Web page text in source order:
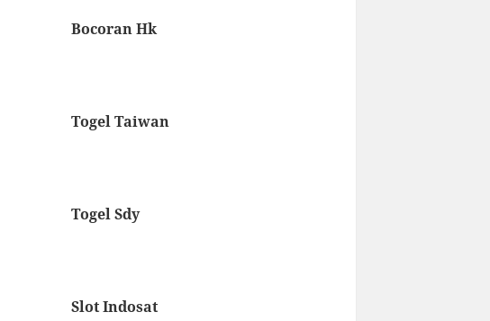
Bocoran Hk
Togel Taiwan
Togel Sdy
Slot Indosat